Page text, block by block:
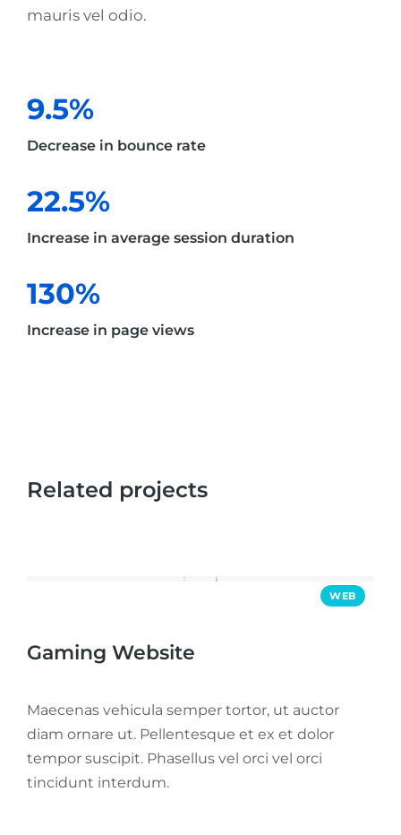
mauris vel odio.
9.5%
Decrease in bounce rate
22.5%
Increase in average session duration
130%
Increase in page views
Related projects
WEB
Gaming Website
Maecenas vehicula semper tortor, ut auctor
diam ornare ut. Pellentesque et ex et dolor
tempor suscipit. Phasellus vel orci vel orci
tincidunt interdum.